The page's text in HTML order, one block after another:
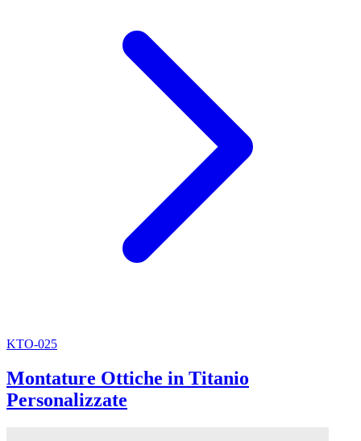
KTO-025
Montature Ottiche in Titanio
Personalizzate